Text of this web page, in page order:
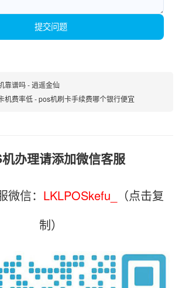
提交问题
靠谱吗 - 逍遥金仙
机费率低 - pos机刷卡手续费哪个银行便宜
办理请添加微信客服
信： LKLPOSkefu_
（点击复
制）